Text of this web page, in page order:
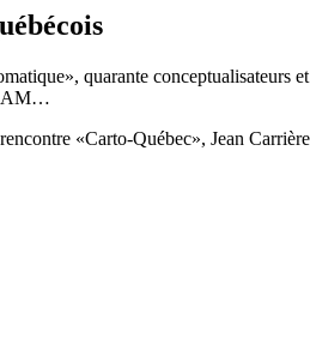
quarante conceptualisateurs
«Carto-Québec», Jean